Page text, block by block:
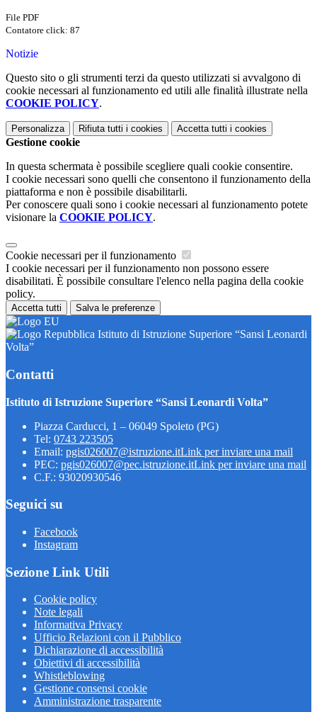
File PDF
Contatore click: 87
Notizie
Questo sito o gli strumenti terzi da questo utilizzati si avvalgono di
cookie necessari al funzionamento ed utili alle finalità illustrate nella
COOKIE POLICY.
Personalizza Rifiuta tutti i cookies Accetta tutti i cookies
Gestione cookie
In questa schermata è possibile scegliere quali cookie consentire.
I cookie necessari sono quelli che consentono il funzionamento della
piattaforma e non è possibile disabilitarli.
Per conoscere quali sono i cookie necessari al funzionamento potete
visionare la COOKIE POLICY.
Cookie necessari per il funzionamento
I cookie necessari per il funzionamento non possono essere
disabilitati. È possibile consultare l'elenco nella pagina della cookie
policy.
Accetta tutti Salva le preferenze
Istituto di Istruzione Superiore “Sansi Leonardi
Volta”
Contatti
Istituto di Istruzione Superiore “Sansi Leonardi Volta”
Piazza Carducci, 1 – 06049 Spoleto (PG)
Tel: 0743 223505
Email: pgis026007@istruzione.itLink per inviare una mail
PEC: pgis026007@pec.istruzione.itLink per inviare una mail
C.F.: 93020930546
Seguici su
Facebook
Instagram
Sezione Link Utili
Cookie policy
Note legali
Informativa Privacy
Ufficio Relazioni con il Pubblico
Dichiarazione di accessibilità
Obiettivi di accessibilità
Whistleblowing
Gestione consensi cookie
Amministrazione trasparente